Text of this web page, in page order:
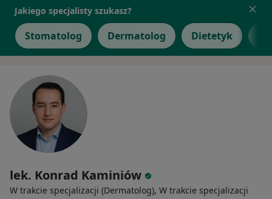
Jakiego specjalisty szukasz?
Stomatolog Dermatolog Dietetyk
lek. Konrad Kaminiów
W trakcie specjalizacji (Dermatolog), W trakcie specjalizacji